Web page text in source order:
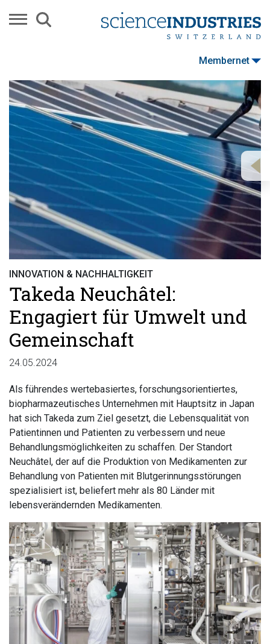
Membernet
INNOVATION & NACHHALTIGKEIT
Takeda Neuchâtel:
Engagiert für Umwelt und
Gemeinschaft
24.05.2024
Als führendes wertebasiertes, forschungsorientiertes,
biopharmazeutisches Unternehmen mit Hauptsitz in Japan
hat sich Takeda zum Ziel gesetzt, die Lebensqualität von
Patientinnen und Patienten zu verbessern und neue
Behandlungsmöglichkeiten zu schaffen. Der Standort
Neuchâtel, der auf die Produktion von Medikamenten zur
Behandlung von Patienten mit Blutgerinnungsstörungen
spezialisiert ist, beliefert mehr als 80 Länder mit
lebensverändernden Medikamenten.